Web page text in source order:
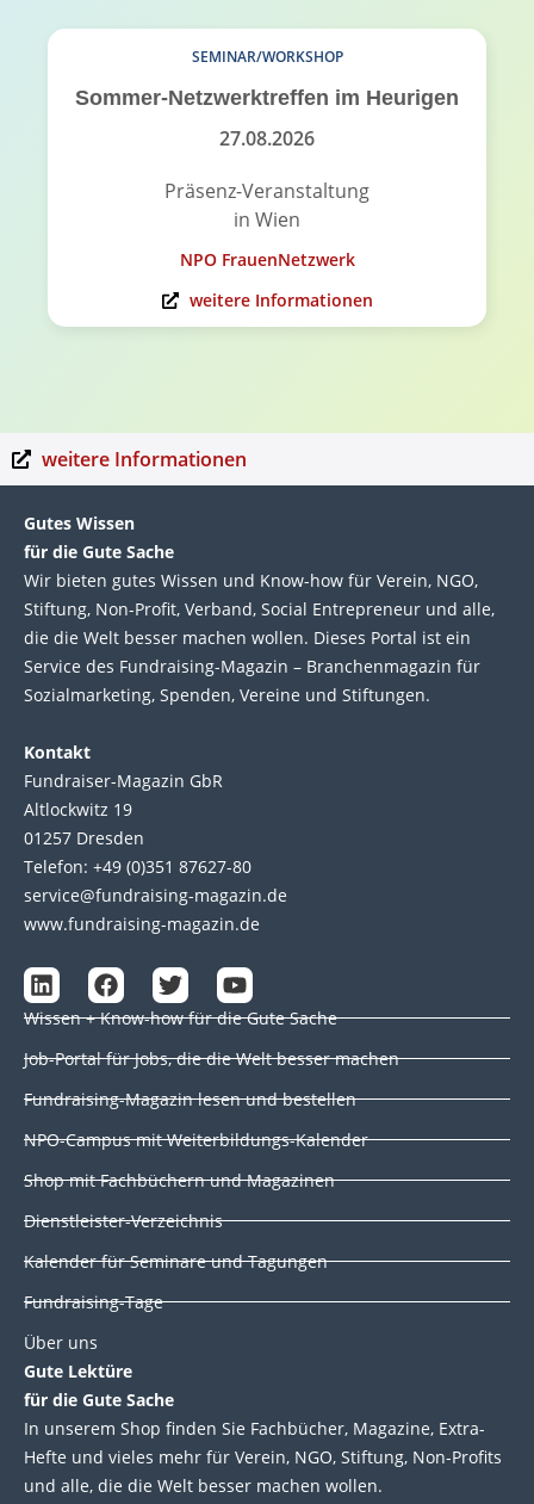
SEMINAR/WORKSHOP
Sommer-Netzwerktreffen im Heurigen
27.08.2026
Präsenz-Veranstaltung
in Wien
NPO FrauenNetzwerk
weitere Informationen
weitere Informationen
Gutes Wissen
für die Gute Sache
Wir bie­ten gutes Wis­sen und Know-how für Ver­ein, NGO,
Stif­tung, Non-Profit, Ver­band, Social Entre­pre­neur und alle,
die die Welt bes­ser machen wol­len. Die­ses Por­tal ist ein
Service des Fund­raising-Magazin – Bran­chen­magazin für
Sozial­marke­ting, Spen­den, Ver­eine und Stif­tun­gen.
Kontakt
Fundraiser-Magazin GbR
Altlockwitz 19
01257 Dresden
Telefon: +49 (0)351 87627-80
service@fundraising-magazin.de
www.fundraising-magazin.de
L
i
n
k
e
d
n
F
a
c
e
b
o
k
T
w
i
t
e
Y
o
u
t
u
b
Wissen + Know-how für die Gute Sache
Job-Portal für Jobs, die die Welt besser machen
Fundraising-Magazin lesen und bestellen
NPO-Campus mit Weiterbildungs-Kalender
Shop mit Fachbüchern und Magazinen
Dienstleister-Verzeichnis
Kalender für Seminare und Tagungen
Fundraising-Tage
Über uns
Gute Lektüre
für die Gute Sache
In unserem Shop finden Sie Fachbücher, Magazine, Extra-
Hefte und vieles mehr für Verein, NGO, Stiftung, Non-Profits
und alle, die die Welt besser machen wollen.